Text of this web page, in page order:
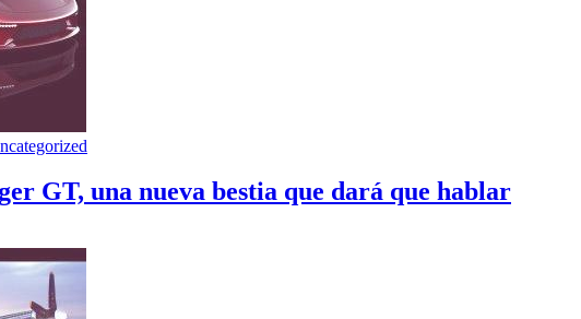
GT, una nueva bestia que dará que hablar